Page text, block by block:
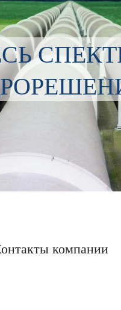
компании